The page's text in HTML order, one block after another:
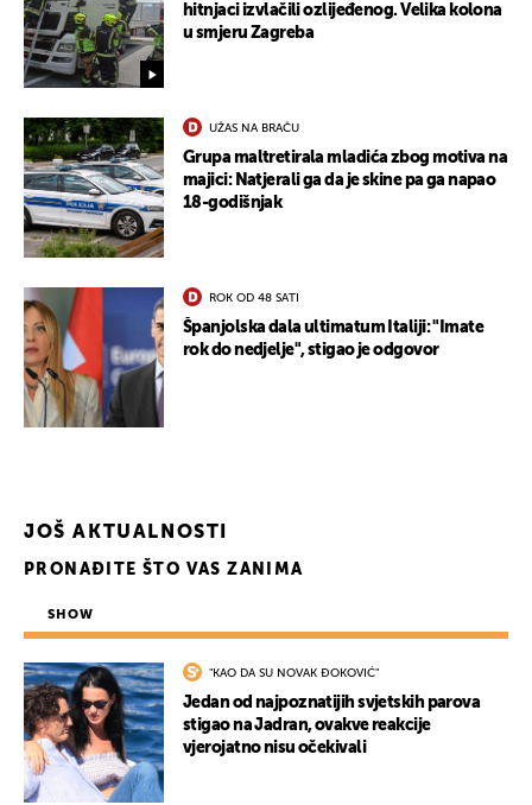
hitnjaci izvlačili ozlijeđenog. Velika kolona
u smjeru Zagreba
UŽAS NA BRAČU
Grupa maltretirala mladića zbog motiva na
majici: Natjerali ga da je skine pa ga napao
18-godišnjak
ROK OD 48 SATI
Španjolska dala ultimatum Italiji: "Imate
rok do nedjelje", stigao je odgovor
JOŠ AKTUALNOSTI
PRONAĐITE ŠTO VAS ZANIMA
SHOW
"KAO DA SU NOVAK ĐOKOVIĆ"
Jedan od najpoznatijih svjetskih parova
stigao na Jadran, ovakve reakcije
vjerojatno nisu očekivali